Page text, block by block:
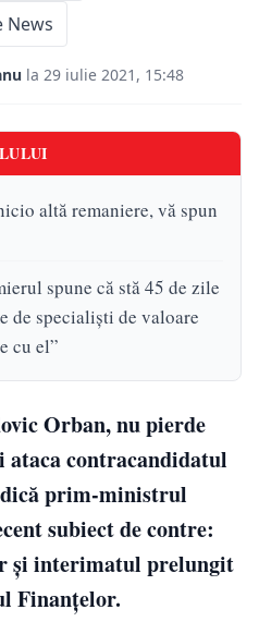
News
la 29 iulie 2021, 15:48
altă remaniere, vă spun
spune că stă 45 de zile
specialişti de valoare
cu el”
Orban, nu pierde
ataca contracandidatul
prim-ministrul
subiect de contre:
şi interimatul prelungit
Finanţelor.